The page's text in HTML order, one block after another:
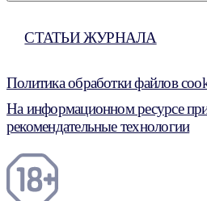
СТАТЬИ ЖУРНАЛА
Политика обработки файлов
На информационном ресурсе
рекомендательные технологии